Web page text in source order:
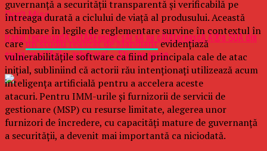
Don't Miss
Iranul recomandÄ cetÄÅ£enilor sÄi sÄ nu cÄlÄtoreascÄ Ã®n SUA din
cauza ‘arestÄrilor arbitrare’ – Stiri pe surse
guvernanță a securității transparentă și verificabilă pe
întreaga durată a ciclului de viață al produsului. Această
schimbare în legile de reglementare survine în contextul în
careun studiu realizat de Mandiantevidențiază
vulnerabilitățile software ca fiind principala cale de atac
inițial, subliniind că actorii rău intenționați utilizează acum
inteligența artificială pentru a accelera aceste
atacuri. Pentru IMM-urile și furnizorii de servicii de
gestionare (MSP) cu resurse limitate, alegerea unor
furnizori de încredere, cu capacități mature de guvernanță
a securității, a devenit mai importantă ca niciodată.